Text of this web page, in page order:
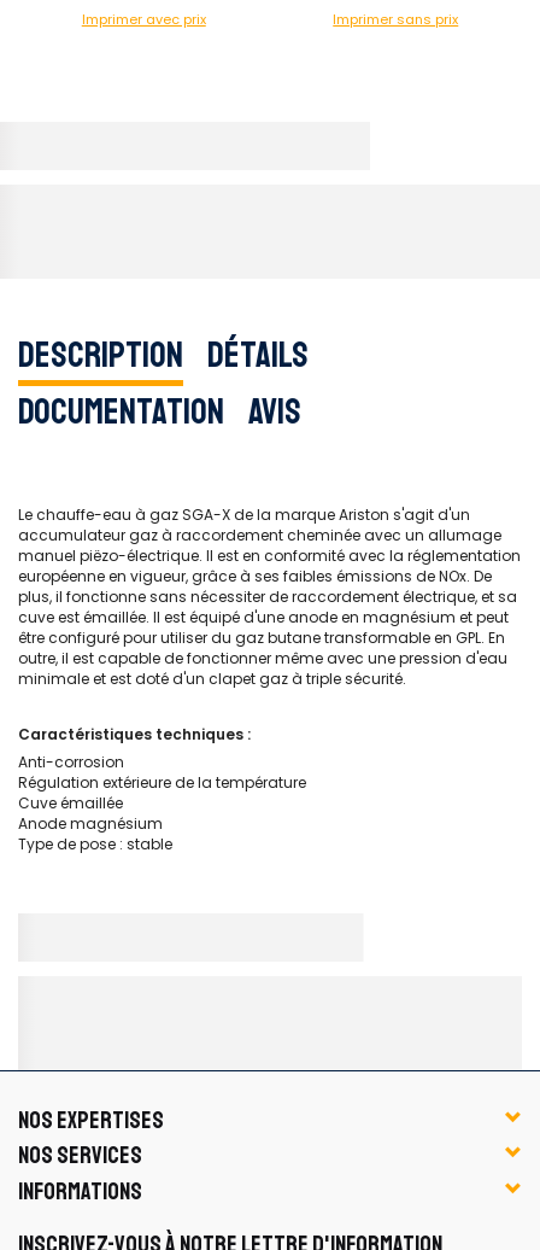
Imprimer avec prix Imprimer sans prix
Description Détails
Documentation Avis
Le chauffe-eau à gaz SGA-X de la marque Ariston s'agit d'un
accumulateur gaz à raccordement cheminée avec un allumage
manuel piëzo-électrique. Il est en conformité avec la réglementation
européenne en vigueur, grâce à ses faibles émissions de NOx. De
plus, il fonctionne sans nécessiter de raccordement électrique, et sa
cuve est émaillée. Il est équipé d'une anode en magnésium et peut
être configuré pour utiliser du gaz butane transformable en GPL. En
outre, il est capable de fonctionner même avec une pression d'eau
minimale et est doté d'un clapet gaz à triple sécurité.
Caractéristiques techniques :
Anti-corrosion
Régulation extérieure de la température
Cuve émaillée
Anode magnésium
Type de pose : stable
NOS EXPERTISES
NOS SERVICES
INFORMATIONS